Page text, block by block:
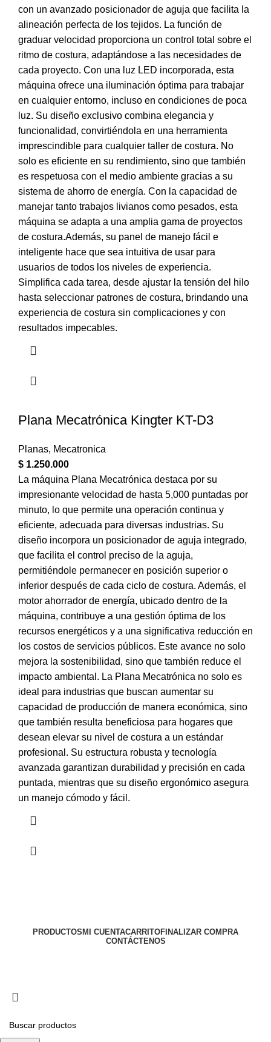
con un avanzado posicionador de aguja que facilita la
alineación perfecta de los tejidos. La función de
graduar velocidad proporciona un control total sobre el
ritmo de costura, adaptándose a las necesidades de
cada proyecto. Con una luz LED incorporada, esta
máquina ofrece una iluminación óptima para trabajar
en cualquier entorno, incluso en condiciones de poca
luz. Su diseño exclusivo combina elegancia y
funcionalidad, convirtiéndola en una herramienta
imprescindible para cualquier taller de costura. No
solo es eficiente en su rendimiento, sino que también
es respetuosa con el medio ambiente gracias a su
sistema de ahorro de energía. Con la capacidad de
manejar tanto trabajos livianos como pesados, esta
máquina se adapta a una amplia gama de proyectos
de costura.Además, su panel de manejo fácil e
inteligente hace que sea intuitiva de usar para
usuarios de todos los niveles de experiencia.
Simplifica cada tarea, desde ajustar la tensión del hilo
hasta seleccionar patrones de costura, brindando una
experiencia de costura sin complicaciones y con
resultados impecables.
Plana Mecatrónica Kingter KT-D3
Planas, Mecatronica
$ 1.250.000
La máquina Plana Mecatrónica destaca por su
impresionante velocidad de hasta 5,000 puntadas por
minuto, lo que permite una operación continua y
eficiente, adecuada para diversas industrias. Su
diseño incorpora un posicionador de aguja integrado,
que facilita el control preciso de la aguja,
permitiéndole permanecer en posición superior o
inferior después de cada ciclo de costura. Además, el
motor ahorrador de energía, ubicado dentro de la
máquina, contribuye a una gestión óptima de los
recursos energéticos y a una significativa reducción en
los costos de servicios públicos. Este avance no solo
mejora la sostenibilidad, sino que también reduce el
impacto ambiental. La Plana Mecatrónica no solo es
ideal para industrias que buscan aumentar su
capacidad de producción de manera económica, sino
que también resulta beneficiosa para hogares que
desean elevar su nivel de costura a un estándar
profesional. Su estructura robusta y tecnología
avanzada garantizan durabilidad y precisión en cada
puntada, mientras que su diseño ergonómico asegura
un manejo cómodo y fácil.
PRODUCTOS MI CUENTACARRITOFINALIZAR COMPRA
CONTÁCTENOS